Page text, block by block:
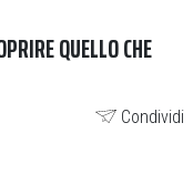
QUELLO CHE
Condividi